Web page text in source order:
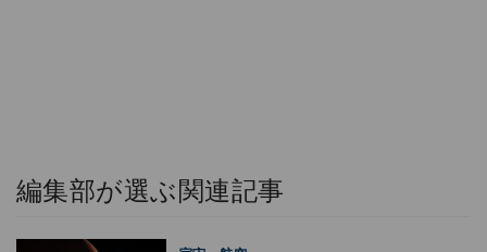
編集部が選ぶ関連記事